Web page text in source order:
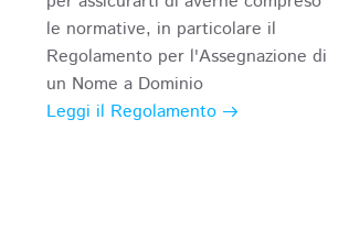
le normative, in particolare il
Regolamento per l'Assegnazione di
un Nome a Dominio
Leggi il Regolamento